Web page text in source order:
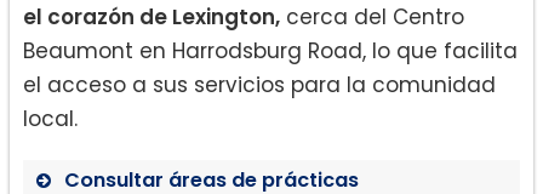
el corazón de Lexington, cerca del Centro
Beaumont en Harrodsburg Road, lo que facilita
el acceso a sus servicios para la comunidad
local.
Consultar áreas de prácticas